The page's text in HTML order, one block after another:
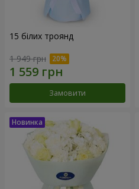
15 білих троянд
1 949 грн
Замовити